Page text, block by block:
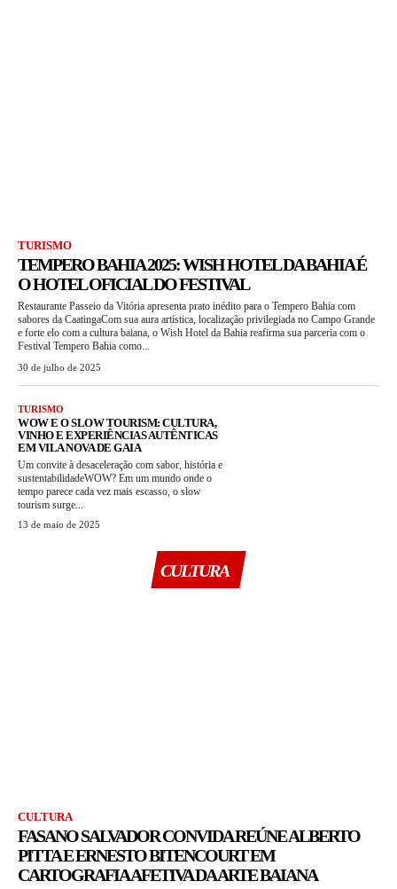
TURISMO
TEMPERO BAHIA 2025: WISH HOTEL DA BAHIA É
O HOTEL OFICIAL DO FESTIVAL
Restaurante Passeio da Vitória apresenta prato inédito para o Tempero Bahia com
sabores da CaatingaCom sua aura artística, localização privilegiada no Campo Grande
e forte elo com a cultura baiana, o Wish Hotel da Bahia reafirma sua parceria com o
Festival Tempero Bahia como...
30 de julho de 2025
TURISMO
WOW E O SLOW TOURISM: CULTURA,
VINHO E EXPERIÊNCIAS AUTÊNTICAS
EM VILA NOVA DE GAIA
Um convite à desaceleração com sabor, história e
sustentabilidadeWOW? Em um mundo onde o
tempo parece cada vez mais escasso, o slow
tourism surge...
13 de maio de 2025
CULTURA
CULTURA
FASANO SALVADOR CONVIDA REÚNE ALBERTO
PITTA E ERNESTO BITENCOURT EM
CARTOGRAFIA AFETIVA DA ARTE BAIANA